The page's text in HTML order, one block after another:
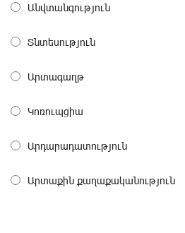
ԵԱՏՄ֊ն չի ուզում, որ իր
Հայաստանի
ԱՄՆ վերաքննիչ
Սպիտակ տան
Կաթողիկոսի նկատմամբ
Անվտանգություն
Տնտեսություն
Արտագաղթ
Կոռուպցիա
Արդարադատություն
Արտաքին քաղաքականություն